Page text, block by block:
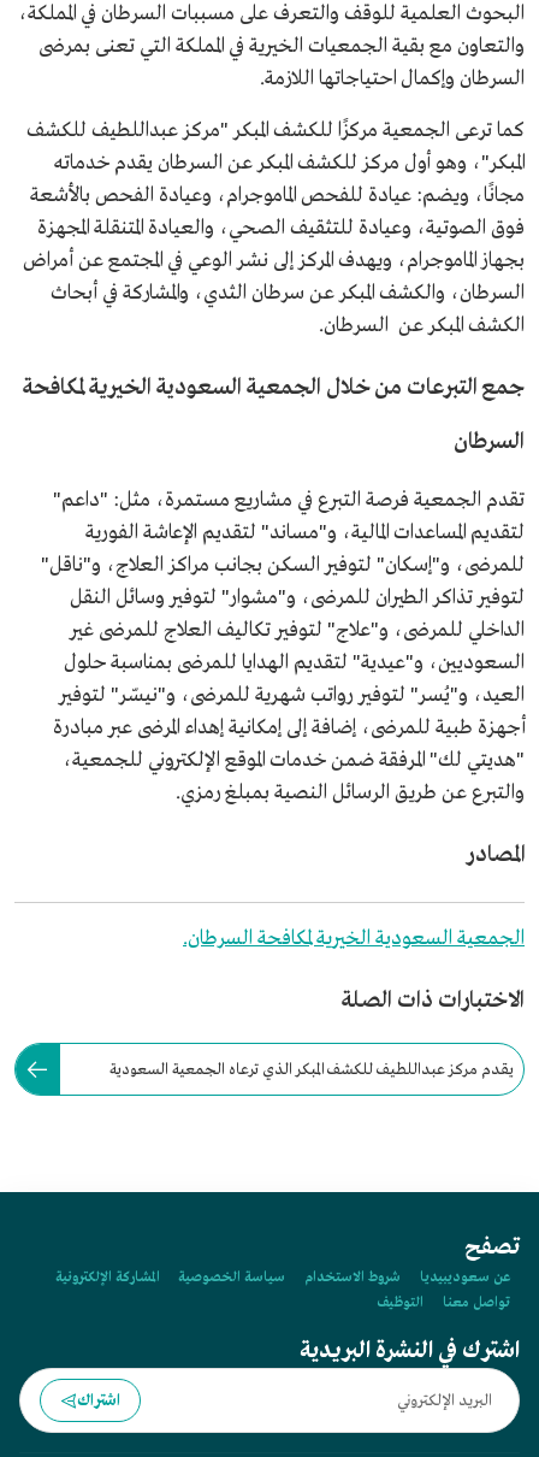
البحوث العلمية للوقف والتعرف على مسببات السرطان في المملكة،
والتعاون مع بقية الجمعيات الخيرية في المملكة التي تعنى بمرضى
السرطان وإكمال احتياجاتها اللازمة.
كما ترعى الجمعية مركزًا للكشف المبكر "مركز عبداللطيف للكشف
المبكر"، وهو أول مركز للكشف المبكر عن السرطان يقدم خدماته
مجانًا، ويضم: عيادة للفحص الماموجرام، وعيادة الفحص بالأشعة
فوق الصوتية، وعيادة للتثقيف الصحي، والعيادة المتنقلة المجهزة
بجهاز الماموجرام، ويهدف المركز إلى نشر الوعي في المجتمع عن أمراض
السرطان، والكشف المبكر عن سرطان الثدي، والمشاركة في أبحاث
الكشف المبكر عن السرطان.
جمع التبرعات من خلال الجمعية السعودية الخيرية لمكافحة
السرطان
تقدم الجمعية فرصة التبرع في مشاريع مستمرة، مثل: "داعم"
لتقديم المساعدات المالية، و"مساند" لتقديم الإعاشة الفورية
للمرضى، و"إسكان" لتوفير السكن بجانب مراكز العلاج، و"ناقل"
لتوفير تذاكر الطيران للمرضى، و"مشوار" لتوفير وسائل النقل
الداخلي للمرضى، و"علاج" لتوفير تكاليف العلاج للمرضى غير
السعوديين، و"عيدية" لتقديم الهدايا للمرضى بمناسبة حلول
العيد، و"يُسر" لتوفير رواتب شهرية للمرضى، و"نيسّر" لتوفير
أجهزة طبية للمرضى، إضافة إلى إمكانية إهداء المرضى عبر مبادرة
"هديتي لك" المرفقة ضمن خدمات الموقع الإلكتروني للجمعية،
والتبرع عن طريق الرسائل النصية بمبلغ رمزي.
المصادر
الجمعية السعودية الخيرية لمكافحة السرطان.
الاختبارات ذات الصلة
يقدم مركز عبداللطيف للكشف المبكر الذي ترعاه الجمعية السعودية
تصفح
عن سعوديبيديا شروط الاستخدام سياسة الخصوصية
المشاركة الإلكترونية
تواصل معنا
التوظيف
اشترك في النشرة البريدية
اشتراك